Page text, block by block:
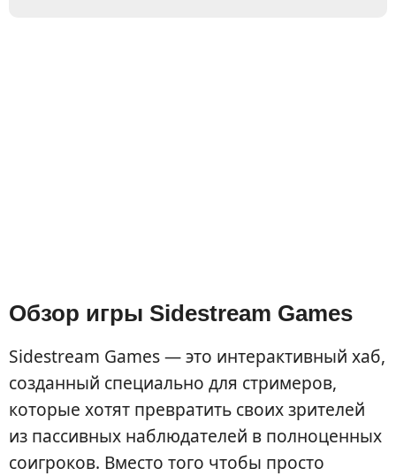
Обзор игры Sidestream Games
Sidestream Games — это интерактивный хаб,
созданный специально для стримеров,
которые хотят превратить своих зрителей
из пассивных наблюдателей в полноценных
соигроков. Вместо того чтобы просто